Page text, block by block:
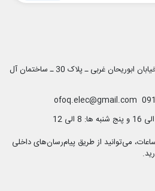
اصفهان ـ خیابان آل محمد _ خیابان ابوریحان غربی ـ پلاک 30 ـ ساختمان آل
می‌توانید از طریق پیام‌رسان‌های داخلی